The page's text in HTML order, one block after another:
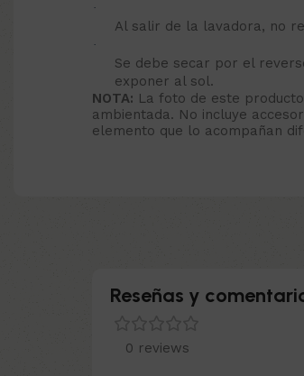
·
Al salir de la lavadora, no
·
Se debe secar por el
exponer al sol.
NOTA: La foto de este
ambientada. No incluye
elemento que lo acompañan
Reseñas y
0 reviews